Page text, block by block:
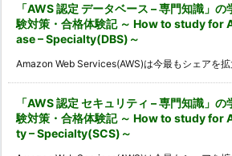
「AWS 認定 データベース – 専門知識」
験対策・合格体験記 ～ How to study for
ase – Specialty(DBS)～
Amazon Web Services(AWS)は今最もシェアを
「AWS 認定 セキュリティ – 専門知識」
験対策・合格体験記 ～ How to study for
ty – Specialty(SCS)～